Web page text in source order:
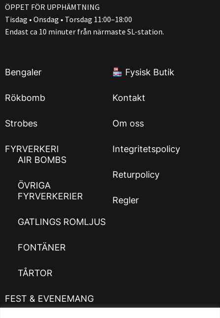
ÖPPET FÖR UPPHÄMTNING
Tisdag • Onsdag • Torsdag 11:00–18:00
Endast ca 10 minuter från närmaste SL-station.
Bengaler
Rökbomb
Strobes
FYRVERKERI
AIR BOMBS
ÖVRIGA
FYRVERKERIER
GATLINGS ROMLJUS
FONTÄNER
TÅRTOR
FEST & EVENEMANG
Fysisk Butik
Kontakt
Om oss
Integritetspolicy
Returpolicy
Regler